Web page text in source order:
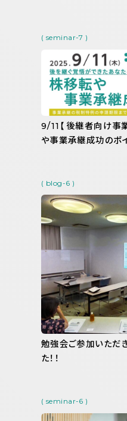
( seminar-7 )
9/11【後継者向け事
や事業承継成功のポ
( blog-6 )
勉強会ご参加いただ
た！！
( seminar-6 )